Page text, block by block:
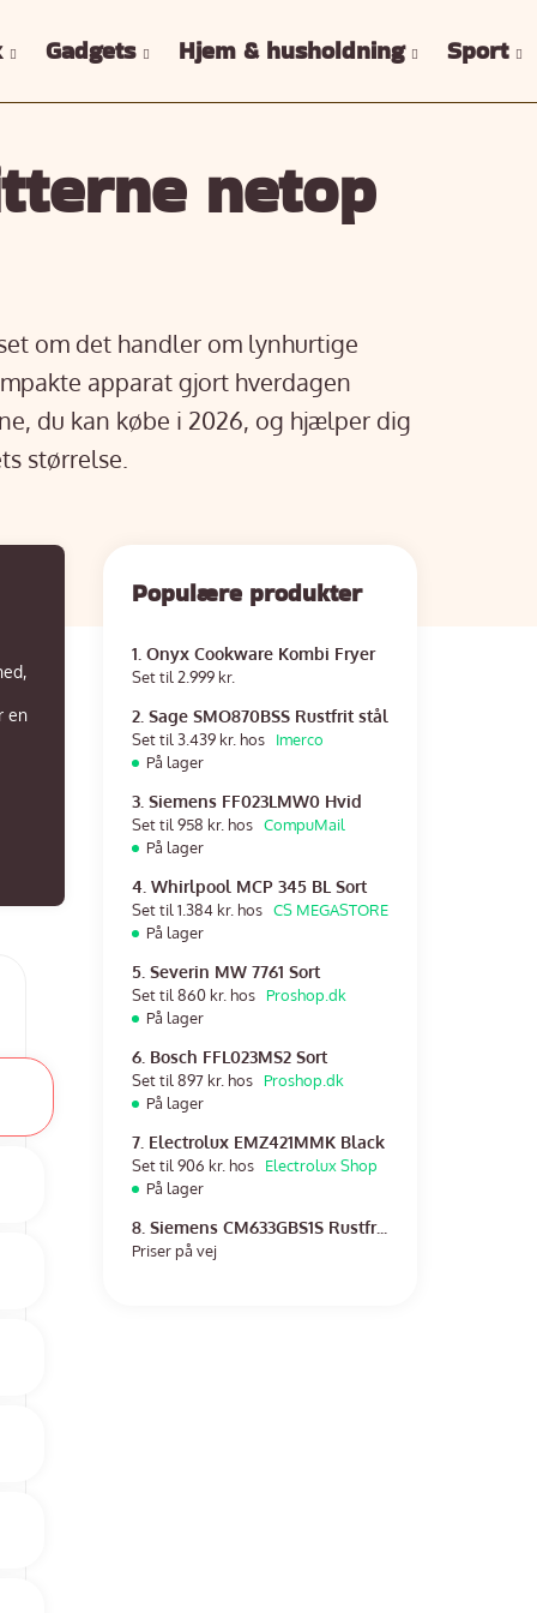
Gadgets Hjem & husholdning Sport
netop
om det handler om lynhurtige
apparat gjort hverdagen
du kan købe i 2026, og hjælper dig
størrelse.
en
Populære produkter
1. Onyx Cookware Kombi Fryer
Set til 2.999 kr.
2. Sage SMO870BSS Rustfrit stål
Set til 3.439 kr. hos
Imerco
På lager
3. Siemens FF023LMW0 Hvid
Set til 958 kr. hos CompuMail
På lager
4. Whirlpool MCP 345 BL Sort
Set til 1.384 kr. hos CS MEGASTORE
På lager
5. Severin MW 7761 Sort
Set til 860 kr. hos
Proshop.dk
På lager
6. Bosch FFL023MS2 Sort
Set til 897 kr. hos
Proshop.dk
På lager
7. Electrolux EMZ421MMK Black
Set til 906 kr. hos
Electrolux Shop
På lager
8. Siemens CM633GBS1S Rustfri stål
Priser på vej